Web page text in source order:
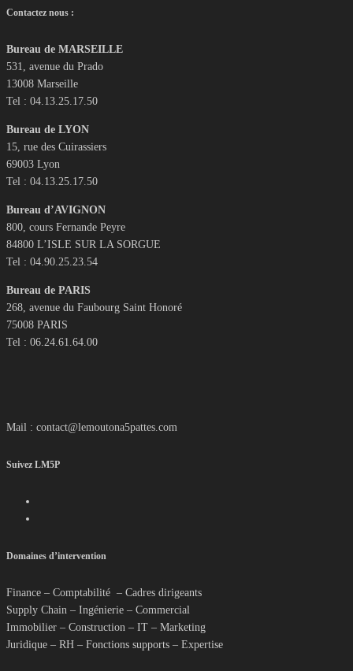
Contactez nous :
Bureau de MARSEILLE
531, avenue du Prado
13008 Marseille
Tel : 04.13.25.17.50
Bureau de LYON
15, rue des Cuirassiers
69003 Lyon
Tel : 04.13.25.17.50
Bureau d’AVIGNON
800, cours Fernande Peyre
84800 L’ISLE SUR LA SORGUE
Tel : 04.90.25.23.54
Bureau de PARIS
268, avenue du Faubourg Saint Honoré
75008 PARIS
Tel : 06.24.61.64.00
Mail : contact@lemoutona5pattes.com
Suivez LM5P
Domaines d’intervention
Finance – Comptabilité – Cadres dirigeants
Supply Chain – Ingénierie – Commercial
Immobilier – Construction – IT – Marketing
Juridique – RH – Fonctions supports – Expertise